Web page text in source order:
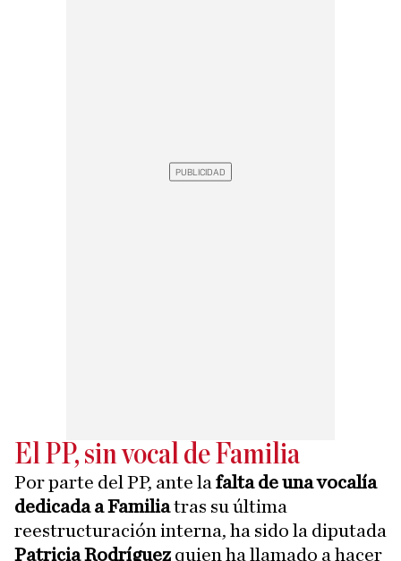
El PP, sin vocal de Familia
Por parte del PP, ante la falta de una vocalía
dedicada a Familiatras su última
reestructuración interna, ha sido la diputada
Patricia Rodríguezquien ha llamado a hacer